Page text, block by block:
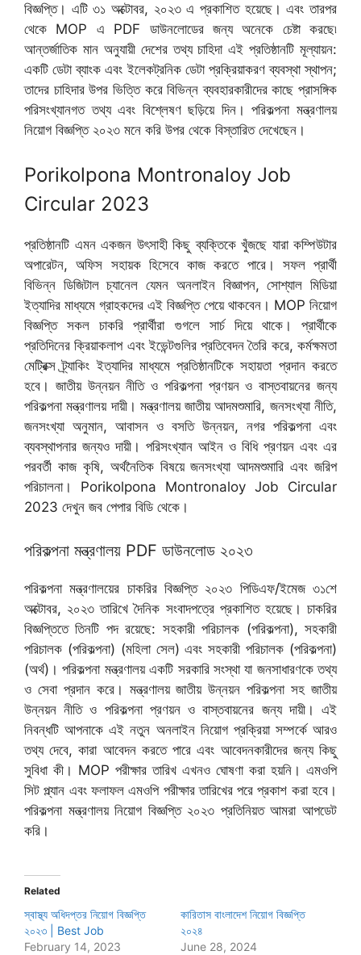
বিজ্ঞপ্তি। এটি ৩১ অক্টোবর, ২০২৩ এ প্রকাশিত হয়েছে। এবং তারপর
থেকে MOP এ PDF ডাউনলোডের জন্য অনেকে চেষ্টা করছে৷
আন্তর্জাতিক মান অনুযায়ী দেশের তথ্য চাহিদা এই প্রতিষ্ঠানটি মূল্যায়ন:
একটি ডেটা ব্যাংক এবং ইলেকট্রনিক ডেটা প্রক্রিয়াকরণ ব্যবস্থা স্থাপন;
তাদের চাহিদার উপর ভিত্তি করে বিভিন্ন ব্যবহারকারীদের কাছে প্রাসঙ্গিক
পরিসংখ্যানগত তথ্য এবং বিশ্লেষণ ছড়িয়ে দিন। পরিকল্পনা মন্ত্রণালয়
নিয়োগ বিজ্ঞপ্তি ২০২৩ মনে করি উপর থেকে বিস্তারিত দেখেছেন।
Porikolpona Montronaloy Job
Circular 2023
প্রতিষ্ঠানটি এমন একজন উৎসাহী কিছু ব্যক্তিকে খুঁজছে যারা কম্পিউটার
অপারেটন, অফিস সহায়ক হিসেবে কাজ করতে পারে। সফল প্রার্থী
বিভিন্ন ডিজিটাল চ্যানেল যেমন অনলাইন বিজ্ঞাপন, সোশ্যাল মিডিয়া
ইত্যাদির মাধ্যমে গ্রাহকদের এই বিজ্ঞপ্তি পেয়ে থাকবেন। MOP নিয়োগ
বিজ্ঞপ্তি সকল চাকরি প্রার্থীরা গুগলে সার্চ দিয়ে থাকে। প্রার্থীকে
প্রতিদিনের ক্রিয়াকলাপ এবং ইভেন্টগুলির প্রতিবেদন তৈরি করে, কর্মক্ষমতা
মেট্রিক্স ট্র্যাকিং ইত্যাদির মাধ্যমে প্রতিষ্ঠানটিকে সহায়তা প্রদান করতে
হবে। জাতীয় উন্নয়ন নীতি ও পরিকল্পনা প্রণয়ন ও বাস্তবায়নের জন্য
পরিকল্পনা মন্ত্রণালয় দায়ী। মন্ত্রণালয় জাতীয় আদমশুমারি, জনসংখ্যা নীতি,
জনসংখ্যা অনুমান, আবাসন ও বসতি উন্নয়ন, নগর পরিকল্পনা এবং
ব্যবস্থাপনার জন্যও দায়ী। পরিসংখ্যান আইন ও বিধি প্রণয়ন এবং এর
পরবর্তী কাজ কৃষি, অর্থনৈতিক বিষয়ে জনসংখ্যা আদমশুমারি এবং জরিপ
পরিচালনা। Porikolpona Montronaloy Job Circular
2023 দেখুন জব পেপার বিডি থেকে।
পরিকল্পনা মন্ত্রণালয় PDF ডাউনলোড ২০২৩
পরিকল্পনা মন্ত্রণালয়ের চাকরির বিজ্ঞপ্তি ২০২৩ পিডিএফ/ইমেজ ৩১শে
অক্টোবর, ২০২৩ তারিখে দৈনিক সংবাদপত্রে প্রকাশিত হয়েছে। চাকরির
বিজ্ঞপ্তিতে তিনটি পদ রয়েছে: সহকারী পরিচালক (পরিকল্পনা), সহকারী
পরিচালক (পরিকল্পনা) (মহিলা সেল) এবং সহকারী পরিচালক (পরিকল্পনা)
(অর্থ)। পরিকল্পনা মন্ত্রণালয় একটি সরকারি সংস্থা যা জনসাধারণকে তথ্য
ও সেবা প্রদান করে। মন্ত্রণালয় জাতীয় উন্নয়ন পরিকল্পনা সহ জাতীয়
উন্নয়ন নীতি ও পরিকল্পনা প্রণয়ন ও বাস্তবায়নের জন্য দায়ী। এই
নিবন্ধটি আপনাকে এই নতুন অনলাইন নিয়োগ প্রক্রিয়া সম্পর্কে আরও
তথ্য দেবে, কারা আবেদন করতে পারে এবং আবেদনকারীদের জন্য কিছু
সুবিধা কী। MOP পরীক্ষার তারিখ এখনও ঘোষণা করা হয়নি। এমওপি
সিট প্ল্যান এবং ফলাফল এমওপি পরীক্ষার তারিখের পরে প্রকাশ করা হবে।
পরিকল্পনা মন্ত্রণালয় নিয়োগ বিজ্ঞপ্তি ২০২৩ প্রতিনিয়ত আমরা আপডেট
করি।
Related
স্বাস্থ্য অধিদপ্তর নিয়োগ বিজ্ঞপ্তি
২০২৩ | Best Job
February 14, 2023
কারিতাস বাংলাদেশ নিয়োগ বিজ্ঞপ্তি
২০২৪
June 28, 2024